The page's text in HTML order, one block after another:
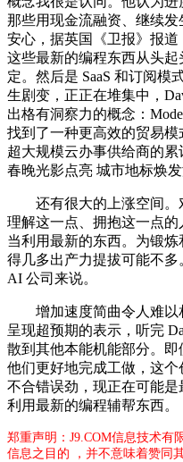
那些用现金流融资、继续
安心，据英国《卫报》报道
这些最新的编程东西从头
定。然后是 SaaS 和订阅模
生剧变，正正在堆集中，
出格有洞察力的概念：
找到了一种更高效的贸易模
超大规模云办事供给商的累
春晚光影点亮 城市地标焕发
还有很大的上涨空间。
理解这一点、拥抱这一点
当利用最新的东西。为锻
得几多出产力提拔可能不
AI 公司来说。
增加速度简曲令人难以
呈现超预期的表示，听完
散到其他本能机能部分。
他们更好地完成工做，这
不合错误劲，现正在可能
利用最新的编程辅帮东西。
郑重声明：J9.COM信息技术有
信息之目的 ，并不意味着赞同